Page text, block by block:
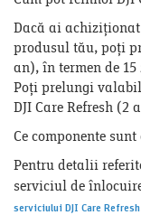
Dacă ai
produsul tău, poți
an), în termen de
Poți prelungi
DJI Care Refresh
Ce componente
Pentru detalii
serviciul de
serviciului DJI Care Refresh